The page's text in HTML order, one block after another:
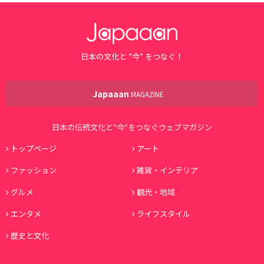
日本の文化と ”今” をつなぐ！
Japaaan MAGAZINE
日本の伝統文化と"今"をつなぐウェブマガジン
トップページ
アート
ファッション
雑貨・インテリア
グルメ
観光・地域
エンタメ
ライフスタイル
歴史と文化